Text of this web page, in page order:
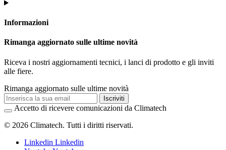
Informazioni
Rimanga aggiornato sulle ultime novità
Riceva i nostri aggiornamenti tecnici, i lanci di prodotto e gli inviti
alle fiere.
Rimanga aggiornato sulle ultime novità
Iscriviti
Accetto di ricevere comunicazioni da Climatech
© 2026 Climatech. Tutti i diritti riservati.
Linkedin Linkedin